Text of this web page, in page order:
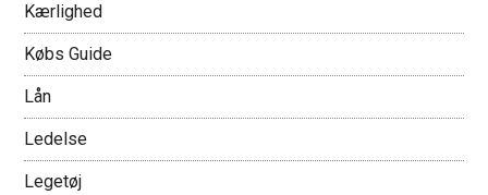
Kærlighed
Købs Guide
Lån
Ledelse
Legetøj